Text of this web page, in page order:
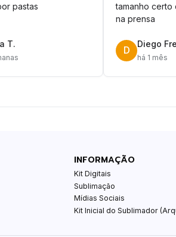
pastas
T.
tamanho certo
na prensa
D
Diego
há 1 mês
INFORMAÇÃO
Kit Digitais
Sublimação
Mídias Sociais
Kit Inicial do Sublimador